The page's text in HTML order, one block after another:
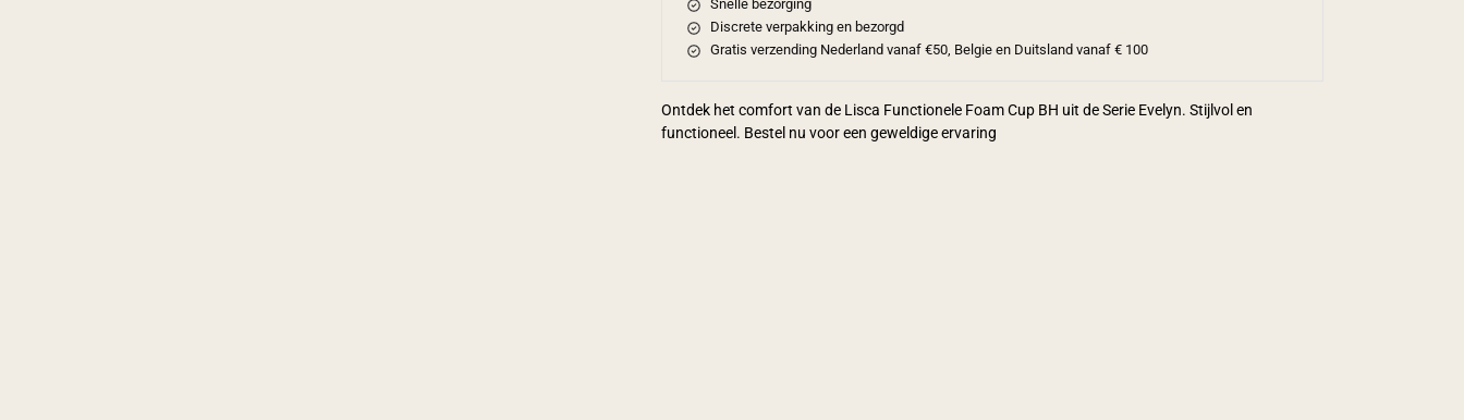
Snelle bezorging
Discrete verpakking en bezorgd
Gratis verzending Nederland vanaf €50, Belgie en Duitsland vanaf € 100
Ontdek het comfort van de Lisca Functionele Foam Cup BH uit de Serie Evelyn. Stijlvol en
functioneel. Bestel nu voor een geweldige ervaring